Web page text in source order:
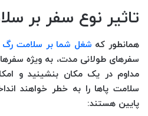
تاثیر نوع سفر بر
همانطور که شغل شما بر سلامت رگ
سفرهای طولانی مدت، به ویژه
مداوم در یک مکان بنشینید و
سلامت پاها را به خطر خواهند
پایین هستند: